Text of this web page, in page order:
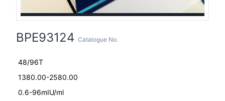
BPE93124 Catalogue No.
48/96T
1380.00-2580.00
0.6-96mIU/ml